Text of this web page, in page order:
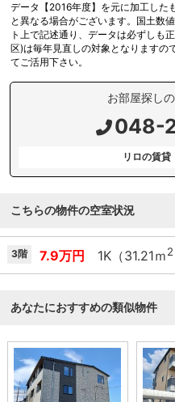
データ【2016年度】を元に加工した
と異なる場合がございます。国土数
ト上で記述通り、データは必ずしも
区)は毎年見直しの対象となりますの
てご活用下さい。
お部屋探し
048-
リロの賃
こちらの物件の空室状況
3階 7.9万円 1K（31.21ｍ2
あなたにおすすめの類似物件